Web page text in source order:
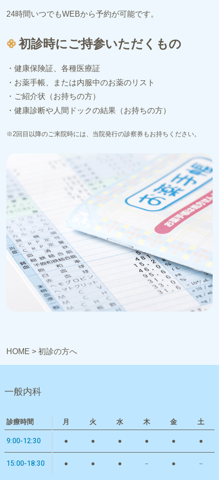
24時間いつでもWEBから予約が可能です。
初診時にご持参いただくもの
・健康保険証、各種医療証
・お薬手帳、または内服中のお薬のリスト
・ご紹介状（お持ちの方）
・健康診断や人間ドックの結果（お持ちの方）
※2回目以降のご来院時には、当院発行の診察券もお持ちください。
HOME > 初診の方へ
一般内科
診療時間 月 火 水 木 金 土
9:00-12:30 ● ● ● ● ● ●
15:00-18:30 ● ● ● － ● －